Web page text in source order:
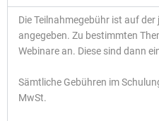
Die Teilnahmegebühr ist auf der
angegeben. Zu bestimmten
Webinare an. Diese sind dann
Sämtliche Gebühren im
MwSt.